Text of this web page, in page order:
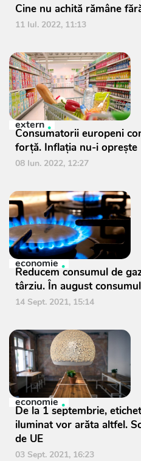
Cine nu achită rămâne
11 Iul. 2022, 11:13
extern
Consumatorii europeni
forță. Inflația nu-i oprește
08 Iun. 2022, 12:27
economie
Reducem consumul de
târziu. În august
14 Sept. 2021, 15:14
economie
De la 1 septembrie,
iluminat vor arăta altfel.
de UE
03 Sept. 2021, 16:23